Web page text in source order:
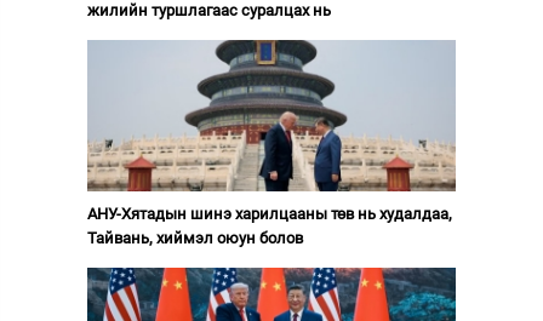
жилийн туршлагаас суралцах нь
АНУ-Хятадын шинэ харилцааны төв нь худалдаа,
Тайвань, хиймэл оюун болов